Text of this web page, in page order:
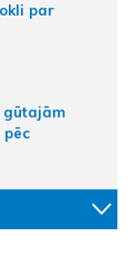
par
gūtajām